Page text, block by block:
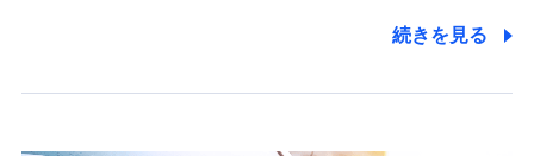
続きを見る